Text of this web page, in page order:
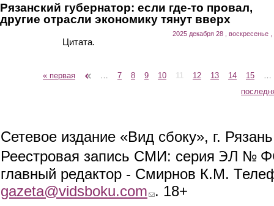
Рязанский губернатор: если где-то провал,
другие отрасли экономику тянут вверх
2025 декабря 28 , воскресенье ,
Цитата.
Страницы« первая 7 8 9 10 11 12 13 14 15
Сетевое издание «Вид сбоку», г.
Реестровая запись СМИ: серия ЭЛ №
главный редактор - Смирнов К.М.
gazeta@vidsboku.com (link sends e-mail)
. 18+